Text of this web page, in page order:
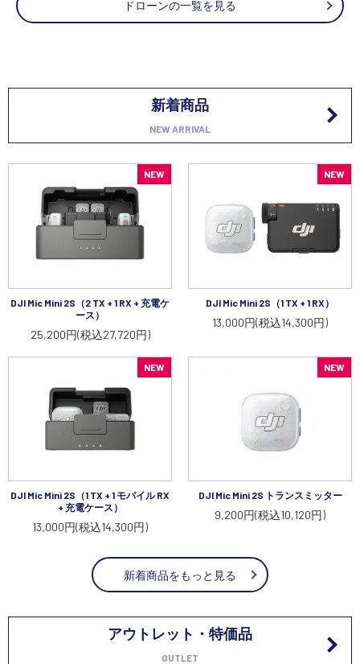
ドローンの一覧を見る
新着商品
NEW ARRIVAL
NEW
DJI Mic Mini 2S（2 TX + 1 RX + 充電ケ
ース）
25,200円(税込27,720円)
NEW
DJI Mic Mini 2S（1 TX + 1 RX）
13,000円(税込14,300円)
NEW
DJI Mic Mini 2S（1 TX + 1 モバイル RX
+ 充電ケース）
13,000円(税込14,300円)
NEW
DJI Mic Mini 2S トランスミッター
9,200円(税込10,120円)
新着商品をもっと見る
アウトレット・特価品
OUTLET